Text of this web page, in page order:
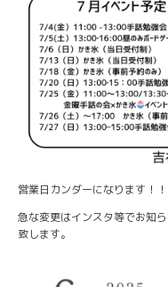
営業日カンダーになります！！
急な変更はインスタ等でお知
致します。